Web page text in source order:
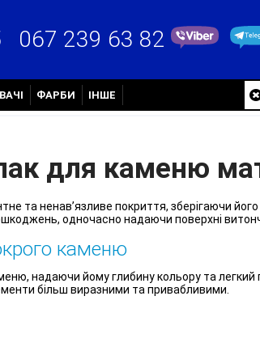
067 239 63 82
ФАРБИ ІНШЕ
для каменю
та ненав’язливе покриття, зберігаючи його
одночасно надаючи поверхні
каменю
надаючи йому глибину кольору та легкий
більш виразними та привабливими.